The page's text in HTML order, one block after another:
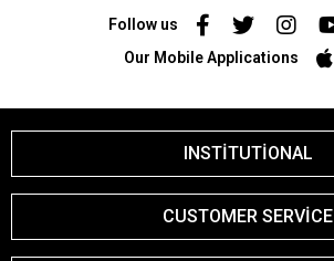
Follow us
Our Mobile Applications
INSTİTUTİONAL
CUSTOMER SERVİCE